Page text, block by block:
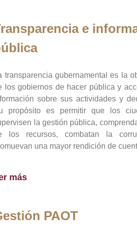
e
transparencia gubernamental es la
los gobiernos de hacer pública y
sobre sus actividades y
propósito es permitir que los
la gestión pública,
los recursos, combatan la
una mayor rendición de
más
PAOT